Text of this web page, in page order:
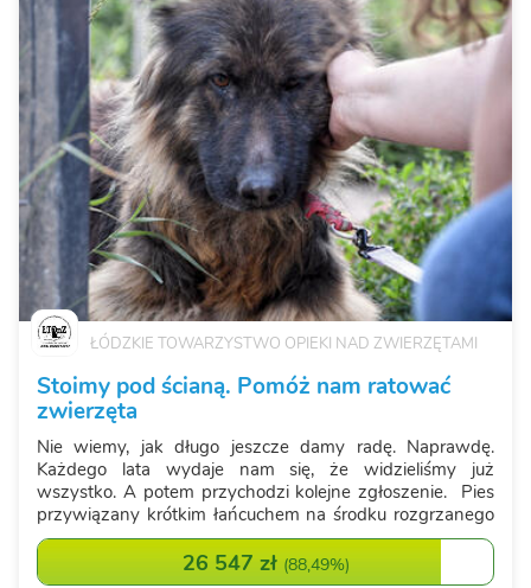
ŁÓDZKIE TOWARZYSTWO OPIEKI NAD ZWIERZĘTAMI
Stoimy pod ścianą. Pomóż nam ratować
zwierzęta
Nie wiemy, jak długo jeszcze damy radę. Naprawdę.
Każdego lata wydaje nam się, że widzieliśmy już
wszystko. A potem przychodzi kolejne zgłoszenie. Pies
przywiązany krótkim łańcuchem na środku rozgrzanego
pola. Bez cienia. Bez wody. Z językiem opadającym z
wycieńczenia. Kot zamknięty w nag...
26 547 zł (88,49%)